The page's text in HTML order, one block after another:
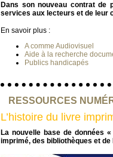
Dans son nouveau contrat de
services aux lecteurs et de leur
En savoir plus :
A comme Audiovisuel
Aide à la recherche
Publics handicapés
RESSOURCES
L’histoire du livre
La nouvelle base de données
imprimé, des bibliothèques et de